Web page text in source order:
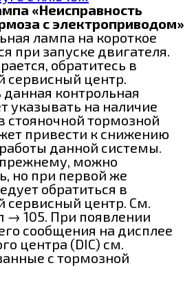
«Неисправность
с электроприводом»
лампа на короткое
при запуске двигателя.
обратитесь в
сервисный центр.
данная контрольная
указывать на наличие
стояночной тормозной
привести к снижению
данной системы.
можно
но при первой же
обратиться в
сервисный центр. См.
→ 105. При появлении
сообщения на дисплее
центра (DIC) см.
с тормозной